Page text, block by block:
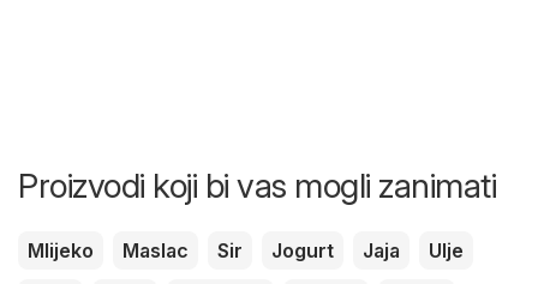
Proizvodi koji bi vas mogli zanimati
Mlijeko Maslac Sir Jogurt Jaja
Ulje